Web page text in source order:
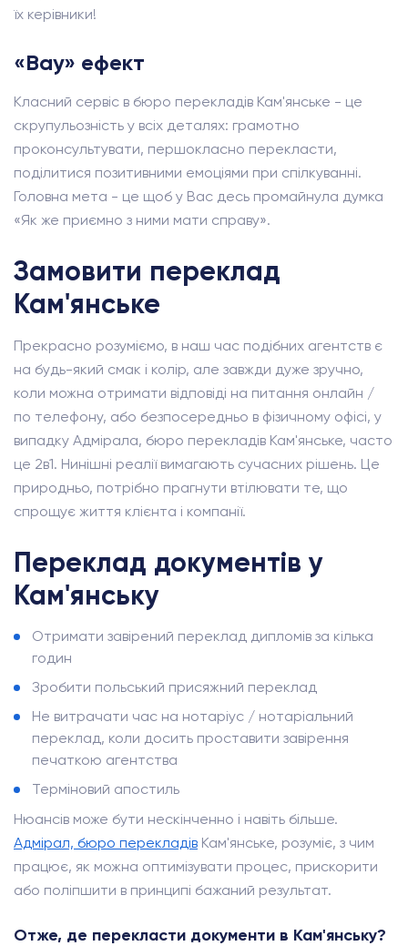
їх керівники!
«Вау» ефект
Класний сервіс в бюро перекладів Кам'янське - це
скрупульозність у всіх деталях: грамотно
проконсультувати, першокласно перекласти,
поділитися позитивними емоціями при спілкуванні.
Головна мета - це щоб у Вас десь промайнула думка
«Як же приємно з ними мати справу».
Замовити переклад
Кам'янське
Прекрасно розуміємо, в наш час подібних агентств є
на будь-який смак і колір, але завжди дуже зручно,
коли можна отримати відповіді на питання онлайн /
по телефону, або безпосередньо в фізичному офісі, у
випадку Адмірала, бюро перекладів Кам'янське, часто
це 2в1. Нинішні реалії вимагають сучасних рішень. Це
природньо, потрібно прагнути втілювати те, що
спрощує життя клієнта і компанії.
Переклад документів у
Кам'янську
Отримати завірений переклад дипломів за кілька
годин
Зробити польський присяжний переклад
Не витрачати час на нотаріус / нотаріальний
переклад, коли досить проставити завірення
печаткою агентства
Терміновий апостиль
Нюансів може бути нескінченно і навіть більше.
Адмірал, бюро перекладів Кам'янське, розуміє, з чим
працює, як можна оптимізувати процес, прискорити
або поліпшити в принципі бажаний результат.
Отже, де перекласти документи в Кам'янську?